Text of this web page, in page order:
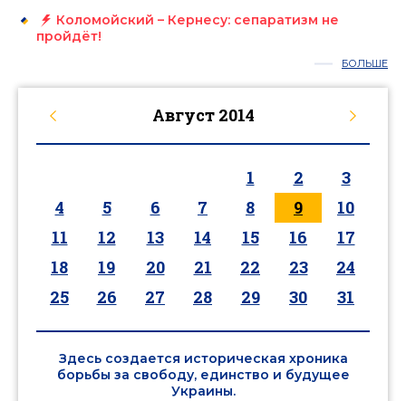
Коломойский – Кернесу: сепаратизм не
пройдёт!
БОЛЬШЕ
Август 2014
1 2
3
4
5 6 7 8 9
10
11
12 13 14 15 16
17
18
19 20 21 22 23
24
25
26 27 28 29 30 31
Здесь создается историческая хроника
борьбы за свободу, единство и будущее
Украины.